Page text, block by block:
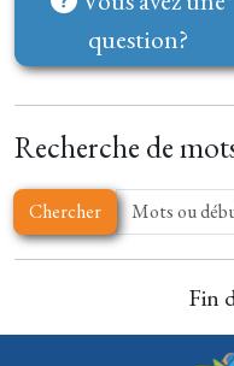
question?
Recherche de
Chercher
Fin